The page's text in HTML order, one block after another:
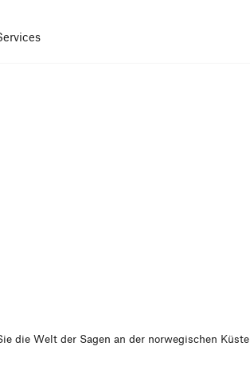
die Welt der Sagen an der norwegischen Küste